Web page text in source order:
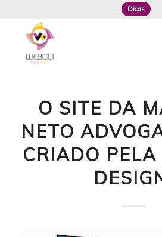
Dicas
O SITE DA
NETO
CRIADO